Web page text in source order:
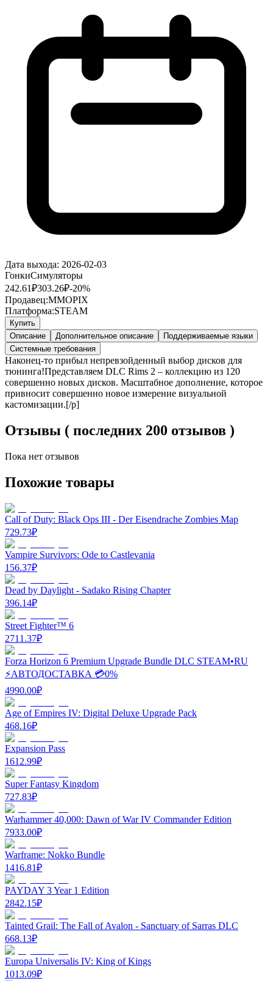
Дата выхода: 2026-02-03
ГонкиСимуляторы
242.61₽303.26₽-20%
Продавец:MMOPIX
Платформа:STEAM
Купить
Описание
Дополнительное описание
Поддерживаемые языки
Системные требования
Наконец-то прибыл непревзойденный выбор дисков для
тюнинга!Представляем DLC Rims 2 – коллекцию из 120
совершенно новых дисков. Масштабное дополнение, которое
привносит совершенно новое измерение визуальной
кастомизации.[/p]
Отзывы ( последних 200 отзывов )
Пока нет отзывов
Похожие товары
Call of Duty: Black Ops III - Der Eisendrache Zombies Map
729.73₽
Vampire Survivors: Ode to Castlevania
156.37₽
Dead by Daylight - Sadako Rising Chapter
396.14₽
Street Fighter™ 6
2711.37₽
Forza Horizon 6 Premium Upgrade Bundle DLC STEAM•RU
⚡️АВТОДОСТАВКА 💳0%
4990.00₽
Age of Empires IV: Digital Deluxe Upgrade Pack
468.16₽
Expansion Pass
1612.99₽
Super Fantasy Kingdom
727.83₽
Warhammer 40,000: Dawn of War IV Commander Edition
7933.00₽
Warframe: Nokko Bundle
1416.81₽
PAYDAY 3 Year 1 Edition
2842.15₽
Tainted Grail: The Fall of Avalon - Sanctuary of Sarras DLC
668.13₽
Europa Universalis IV: King of Kings
1013.09₽